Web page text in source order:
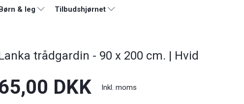
& leg Tilbudshjørnet
trådgardin - 90 x 200 cm. | Hvid
DKK Inkl. moms